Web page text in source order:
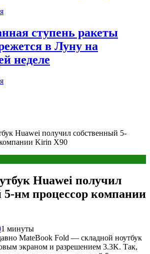
ступень ракеты
в Луну на
неделе
Huawei получил собственный 5-
Kirin X90
Huawei получил
5-нм процессор компании
1 минуты
MateBook Fold — складной ноутбук
экраном и разрешением 3.3K. Так,